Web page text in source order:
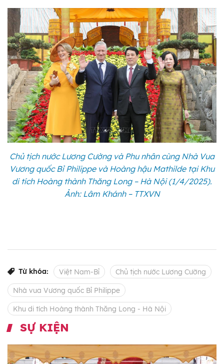
Chủ tịch nước Lương Cường và Phu nhân cùng Nhà Vua
Vương quốc Bỉ Philippe và Hoàng hậu Mathilde tại Khu
di tích Hoàng thành Thăng Long – Hà Nội (1/4/2025).
Ảnh: Lâm Khánh – TTXVN
Từ khóa: Việt Nam-Bỉ Chủ tịch nước Lương Cường
Nhà vua Vương quốc Bỉ Philippe
Khu di tích Hoàng thành Thăng Long - Hà Nội
SỰ KIỆN